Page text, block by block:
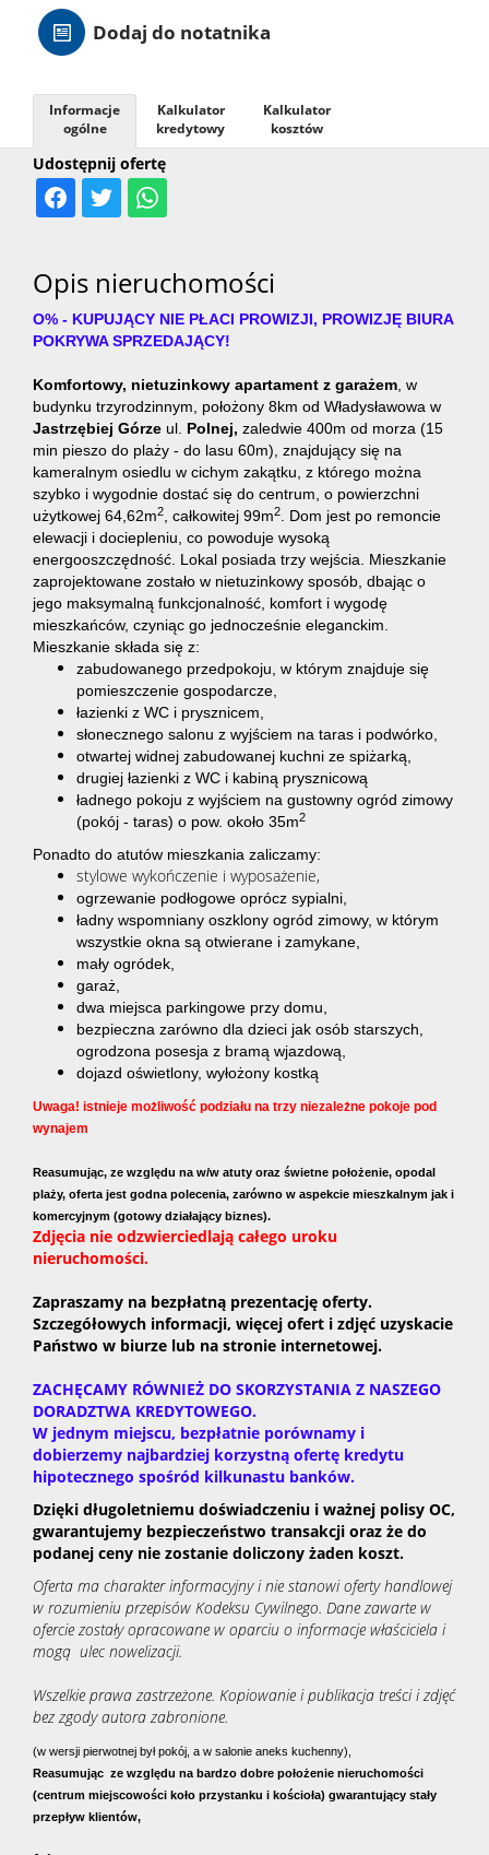
granicą
firmie
Dodaj do notatnika
Udostępnij ofertę
Informacje
ogólne
Kalkulator
kredytowy
Kalkulator
kosztów
Opis nieruchomości
O% - KUPUJĄCY NIE PŁACI PROWIZJI, PROWIZJĘ BIURA
POKRYWA SPRZEDAJĄCY!
Komfortowy, nietuzinkowy apartament z garażem, w
budynku trzyrodzinnym, położony 8km od Władysławowa w
Jastrzębiej Górze ul. Polnej, zaledwie 400m od morza (15
min pieszo do plaży - do lasu 60m), znajdujący się na
kameralnym osiedlu w cichym zakątku, z którego można
szybko i wygodnie dostać się do centrum, o powierzchni
użytkowej 64,62m2, całkowitej 99m2. Dom jest po remoncie
elewacji i dociepleniu, co powoduje wysoką
energooszczędność. Lokal posiada trzy wejścia. Mieszkanie
zaprojektowane zostało w nietuzinkowy sposób, dbając o
jego maksymalną funkcjonalność, komfort i wygodę
mieszkańców, czyniąc go jednocześnie eleganckim.
Mieszkanie składa się z:
zabudowanego przedpokoju, w którym znajduje się
pomieszczenie gospodarcze,
łazienki z WC i prysznicem,
słonecznego salonu z wyjściem na taras i podwórko,
otwartej widnej zabudowanej kuchni ze spiżarką,
drugiej łazienki z WC i kabiną prysznicową
ładnego pokoju z wyjściem na gustowny ogród zimowy
(pokój - taras) o pow. około 35m2
Ponadto do atutów mieszkania zaliczamy:
stylowe wykończenie i wyposażenie,
ogrzewanie podłogowe oprócz sypialni,
ładny wspomniany oszklony ogród zimowy, w którym
wszystkie okna są otwierane i zamykane,
mały ogródek,
garaż,
dwa miejsca parkingowe przy domu,
bezpieczna zarówno dla dzieci jak osób starszych,
ogrodzona posesja z bramą wjazdową,
dojazd oświetlony, wyłożony kostką
Uwaga! istnieje możliwość podziału na trzy niezależne pokoje pod
wynajem
Reasumując, ze względu na w/w atuty oraz świetne położenie, opodal
plaży, oferta jest godna polecenia, zarówno w aspekcie mieszkalnym jak i
komercyjnym (gotowy działający biznes).
Zdjęcia nie odzwierciedlają całego uroku
nieruchomości.
Zapraszamy na bezpłatną prezentację oferty.
Szczegółowych informacji, więcej ofert i zdjęć uzyskacie
Państwo w biurze lub na stronie internetowej.
ZACHĘCAMY RÓWNIEŻ DO SKORZYSTANIA Z NASZEGO
DORADZTWA KREDYTOWEGO.
W jednym miejscu, bezpłatnie porównamy i
dobierzemy najbardziej korzystną ofertę kredytu
hipotecznego spośród kilkunastu banków.
Dzięki długoletniemu doświadczeniu i ważnej polisy OC,
gwarantujemy bezpieczeństwo transakcji oraz że do
podanej ceny nie zostanie doliczony żaden koszt.
Oferta ma charakter informacyjny i nie stanowi oferty handlowej
w rozumieniu przepisów Kodeksu Cywilnego. Dane zawarte w
ofercie zostały opracowane w oparciu o informacje właściciela i
mogą ulec nowelizacji.
Wszelkie prawa zastrzeżone. Kopiowanie i publikacja treści i zdjęć
bez zgody autora zabronione.
(w wersji pierwotnej był pokój, a w salonie aneks kuchenny),
Reasumując ze względu na bardzo dobre położenie nieruchomości
(centrum miejscowości koło przystanku i kościoła) gwarantujący stały
przepływ klientów,